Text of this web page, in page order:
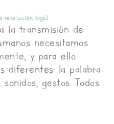
resolución bajo)
la transmisión de
necesitamos
y para ello
diferentes: la palabra
gestos. Todos